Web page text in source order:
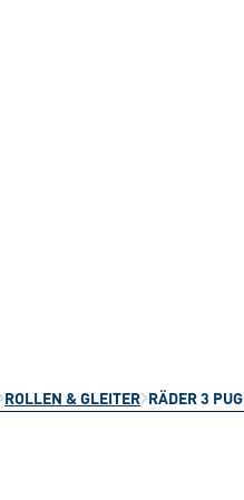
ROLLEN & GLEITER RÄDER 3 PUG